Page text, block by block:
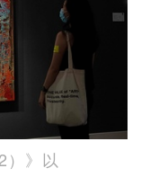
）》以